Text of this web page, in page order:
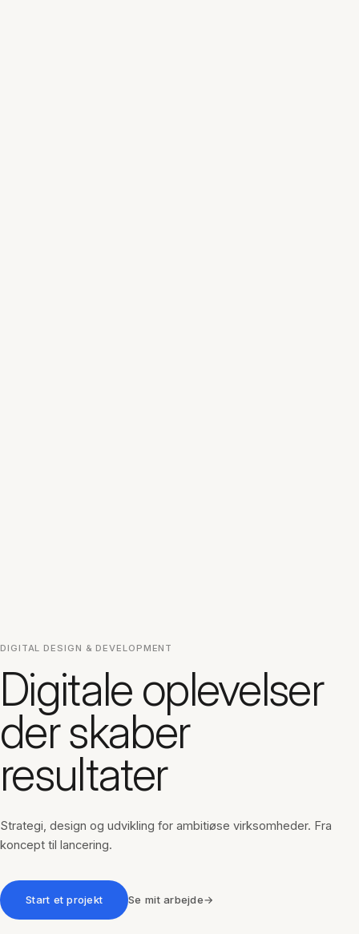
DIGITAL DESIGN & DEVELOPMENT
Digitale oplevelser
der skaber
resultater
Strategi, design og udvikling for ambitiøse virksomheder. Fra
koncept til lancering.
Start et projekt Se mit arbejde